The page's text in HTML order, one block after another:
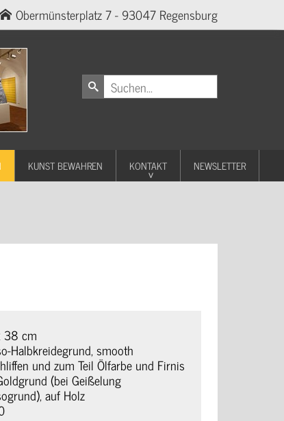
Obermünsterplatz 7 - 93047 Regensburg
KUNST BEWAHREN KONTAKT NEWSLETTER
cm
Halbkreidegrund, smooth
und zum Teil Ölfarbe und Firnis
(bei Geißelung
auf Holz